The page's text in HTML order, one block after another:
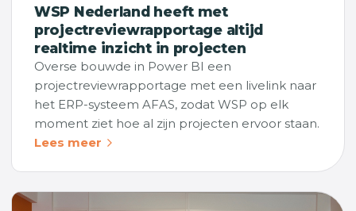
WSP Nederland heeft met
projectreviewrapportage altijd
realtime inzicht in projecten
Overse bouwde in Power BI een
projectreviewrapportage met een livelink naar
het ERP-systeem AFAS, zodat WSP op elk
moment ziet hoe al zijn projecten ervoor staan.
Lees meer